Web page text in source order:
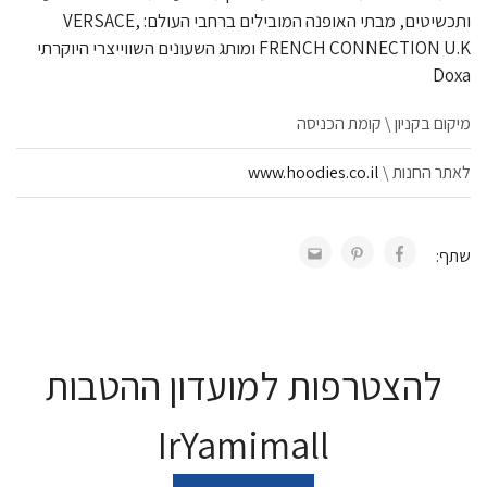
ותכשיטים, מבתי האופנה המובילים ברחבי העולם: VERSACE,
FRENCH CONNECTION U.K ומותג השעונים השווייצרי היוקרתי
Doxa
מיקום בקניון \ קומת הכניסה
לאתר החנות \www.hoodies.co.il
שתף:
להצטרפות למועדון ההטבות
IrYamimall